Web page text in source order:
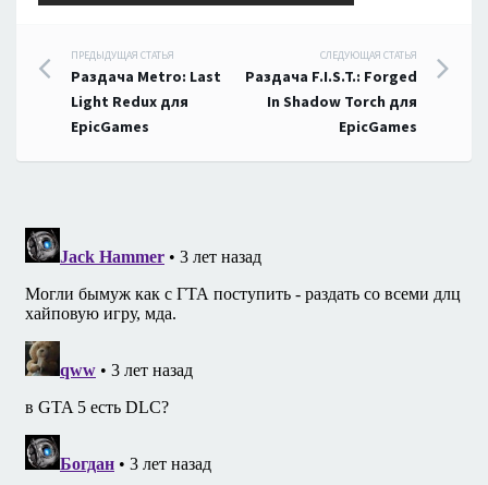
Навигация
по
записям
ПРЕДЫДУЩАЯ СТАТЬЯ
Раздача Metro: Last
Light Redux для
EpicGames
СЛЕДУЮЩАЯ СТАТЬЯ
Раздача F.I.S.T.: Forged
In Shadow Torch для
EpicGames